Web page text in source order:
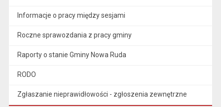
Informacje o pracy między sesjami
Roczne sprawozdania z pracy gminy
Raporty o stanie Gminy Nowa Ruda
RODO
Zgłaszanie nieprawidłowości - zgłoszenia zewnętrzne